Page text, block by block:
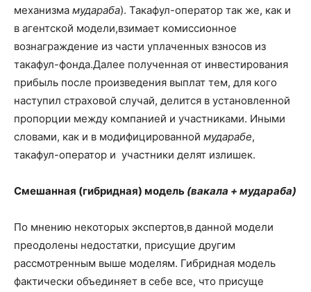
механизма мудараба). Такафул-оператор так же, как и
в агентской модели,взимает комиссионное
вознаграждение из части уплаченных взносов из
такафул-фонда.Далее полученная от инвестирования
прибыль после произведения выплат тем, для кого
наступил страховой случай, делится в установленной
пропорции между компанией и участниками. Иными
словами, как и в модифицированной мударабе,
такафул-оператор и участники делят излишек.
Смешанная (гибридная) модель (вакала + мудараба)
По мнению некоторых экспертов,в данной модели
преодолены недостатки, присущие другим
рассмотренным выше моделям. Гибридная модель
фактически объединяет в себе все, что присуще